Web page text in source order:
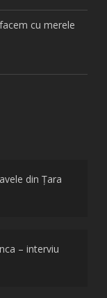
cu merele
din Țara
– interviu